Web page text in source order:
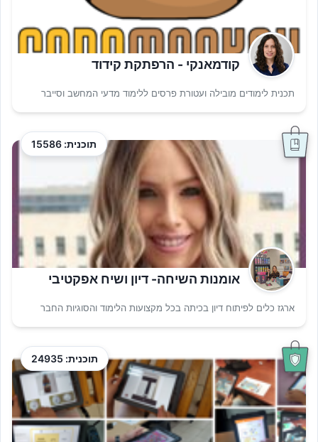
קודמאנקי - הרפתקת קידוד
תכנית לימודים מובילה ועטורת פרסים ללימוד מדעי המחשב וסייבר
תוכנית: 15586
אומנות השיחה- דיון ושיח אפקטיבי
ארגז כלים לפיתוח דיון בכיתה בכל מקצועות הלימוד והסוגיות החבר
תוכנית: 24935